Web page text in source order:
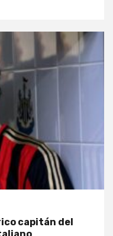
capitán del